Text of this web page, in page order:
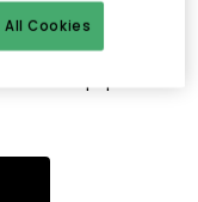
eller att den har
ovan kan du
av våra populära
Cookies